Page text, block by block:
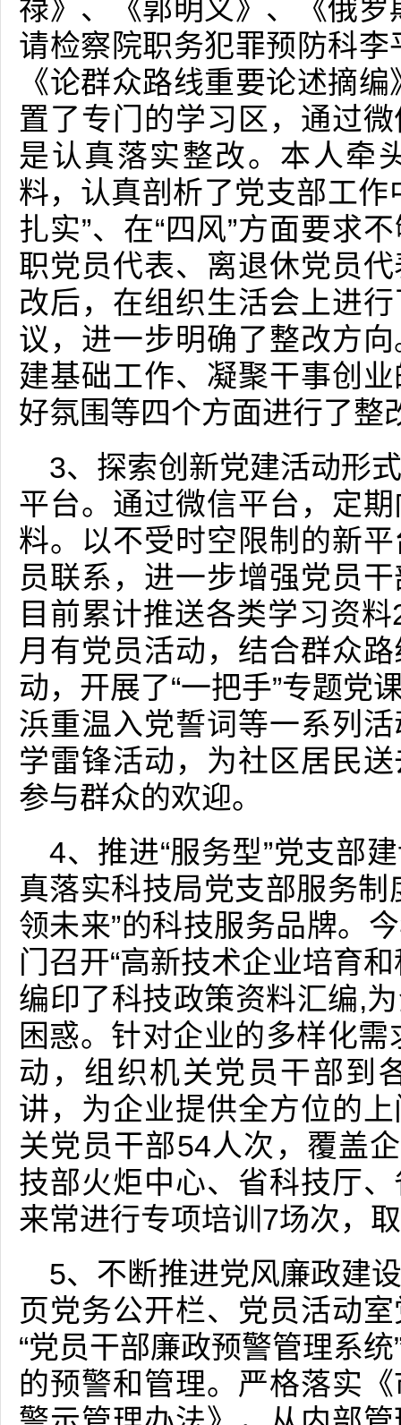
禄》、《郭明义》、《俄
请检察院职务犯罪预防科
《论群众路线重要论述摘
置了专门的学习区，通过
是认真落实整改。本人牵
料，认真剖析了党支部工作
扎实”、在“四风”方面要求
职党员代表、离退休党员
改后，在组织生活会上进
议，进一步明确了整改方
建基础工作、凝聚干事创
好氛围等四个方面进行了整
3、探索创新党建活动形
平台。通过微信平台，定
料。以不受时空限制的新
员联系，进一步增强党员
目前累计推送各类学习资
月有党员活动，结合群众
动，开展了“一把手”专题党
浜重温入党誓词等一系列
学雷锋活动，为社区居民
参与群众的欢迎。
4、推进“服务型”党支部
真落实科技局党支部服务
领未来”的科技服务品牌。
门召开“高新技术企业培育
编印了科技政策资料汇编,
困惑。针对企业的多样化需
动，组织机关党员干部到
讲，为企业提供全方位的
关党员干部54人次，覆盖
技部火炬中心、省科技厅
来常进行专项培训7场次，
5、不断推进党风廉政建
页党务公开栏、党员活动
“党员干部廉政预警管理系
的预警和管理。严格落实